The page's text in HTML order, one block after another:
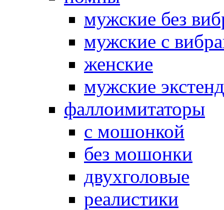
мужские без
мужские с
женские
мужские
фаллоимитаторы
с мошонкой
без мошонки
двухголовые
реалистики